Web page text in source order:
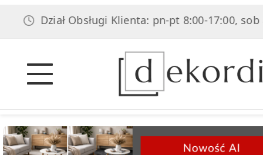
Obsługi Klienta: pn-pt 8:00-17:00, sob 8:00-14:00